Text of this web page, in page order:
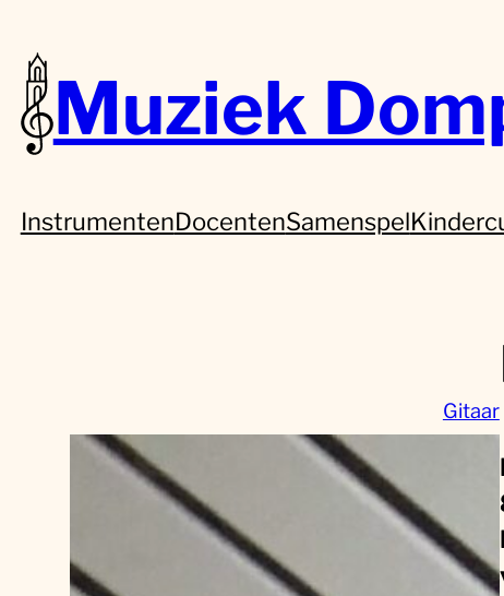
Muziek
InstrumentenDocentenSamenspel
Gitaar